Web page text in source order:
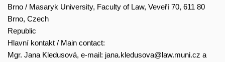
Brno / Masaryk University, Faculty of Law, Veveří 70, 611 80
Brno, Czech
Republic
Hlavní kontakt / Main contact:
Mgr. Jana Kledusová, e-mail: jana.kledusova@law.muni.cz a